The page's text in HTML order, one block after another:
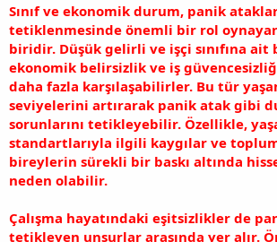
Sınıf ve ekonomik durum, panik
tetiklenmesinde önemli bir rol
biridir. Düşük gelirli ve işçi sınıfına ait
ekonomik belirsizlik ve iş
daha fazla karşılaşabilirler. Bu tür
seviyelerini artırarak panik atak gibi
sorunlarını tetikleyebilir. Özellikle,
standartlarıyla ilgili kaygılar ve
bireylerin sürekli bir baskı altında
neden olabilir.
Çalışma hayatındaki eşitsizlikler de
tetikleyen unsurlar arasında yer alır.